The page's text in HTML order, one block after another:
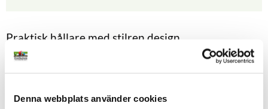
Denna webbplats använder cookies
Praktisk hållare med stilren design
Denna bajspåsehållare är tillverkad av tålig polyester och har
en dekorativ nätfinish. Tack vare dragkedjan och karbinhaken
rulle med 20 bajspåsar, 10 mikron tjocka och i storlek 220 x